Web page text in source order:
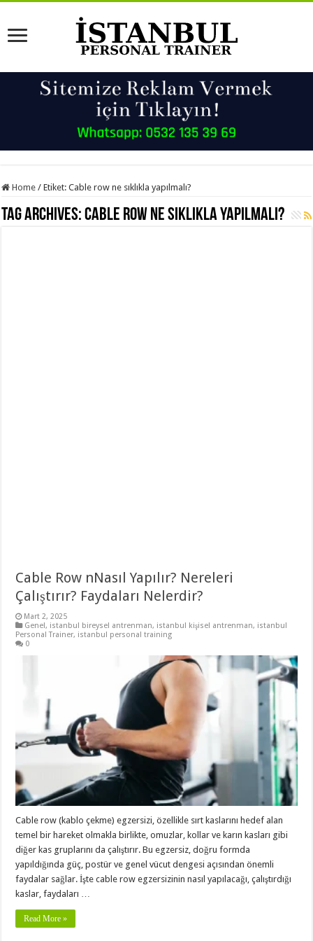
Home / Etiket:Cable row ne sıklıkla yapılmalı?
Tag Archives:Cable row ne sıklıkla yapılmalı?
Cable Row nNasıl Yapılır? Nereleri
Çalıştırır? Faydaları Nelerdir?
Mart 2, 2025
Genel, istanbul bireysel antrenman, istanbul kişisel antrenman, istanbul
Personal Trainer, istanbul personal training
0
Cable row (kablo çekme) egzersizi, özellikle sırt kaslarını hedef alan
temel bir hareket olmakla birlikte, omuzlar, kollar ve karın kasları gibi
diğer kas gruplarını da çalıştırır. Bu egzersiz, doğru formda
yapıldığında güç, postür ve genel vücut dengesi açısından önemli
faydalar sağlar. İşte cable row egzersizinin nasıl yapılacağı, çalıştırdığı
kaslar, faydaları …
Read More »